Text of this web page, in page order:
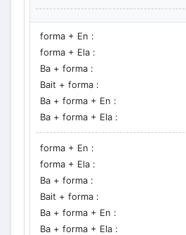
forma + En :
forma + Ela :
Ba + forma :
Bait + forma :
Ba + forma + En :
Ba + forma + Ela :
forma + En :
forma + Ela :
Ba + forma :
Bait + forma :
Ba + forma + En :
Ba + forma + Ela :